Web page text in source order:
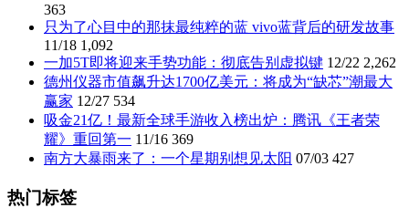
363
只为了心目中的那抹最纯粹的蓝 vivo蓝背后的研发故事
11/18 1,092
一加5T即将迎来手势功能：彻底告别虚拟键 12/22 2,262
德州仪器市值飙升达1700亿美元：将成为“缺芯”潮最大
赢家 12/27 534
吸金21亿！最新全球手游收入榜出炉：腾讯《王者荣
耀》重回第一 11/16 369
南方大暴雨来了：一个星期别想见太阳 07/03 427
热门标签